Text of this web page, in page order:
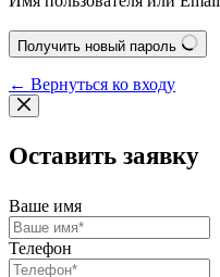
Получить новый пароль
← Вернуться ко входу
Оставить заявку
Ваше имя
Телефон